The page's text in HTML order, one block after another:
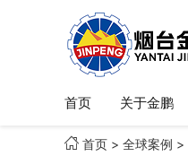
首页 关于金鹏
 首页 > 全球案例 >